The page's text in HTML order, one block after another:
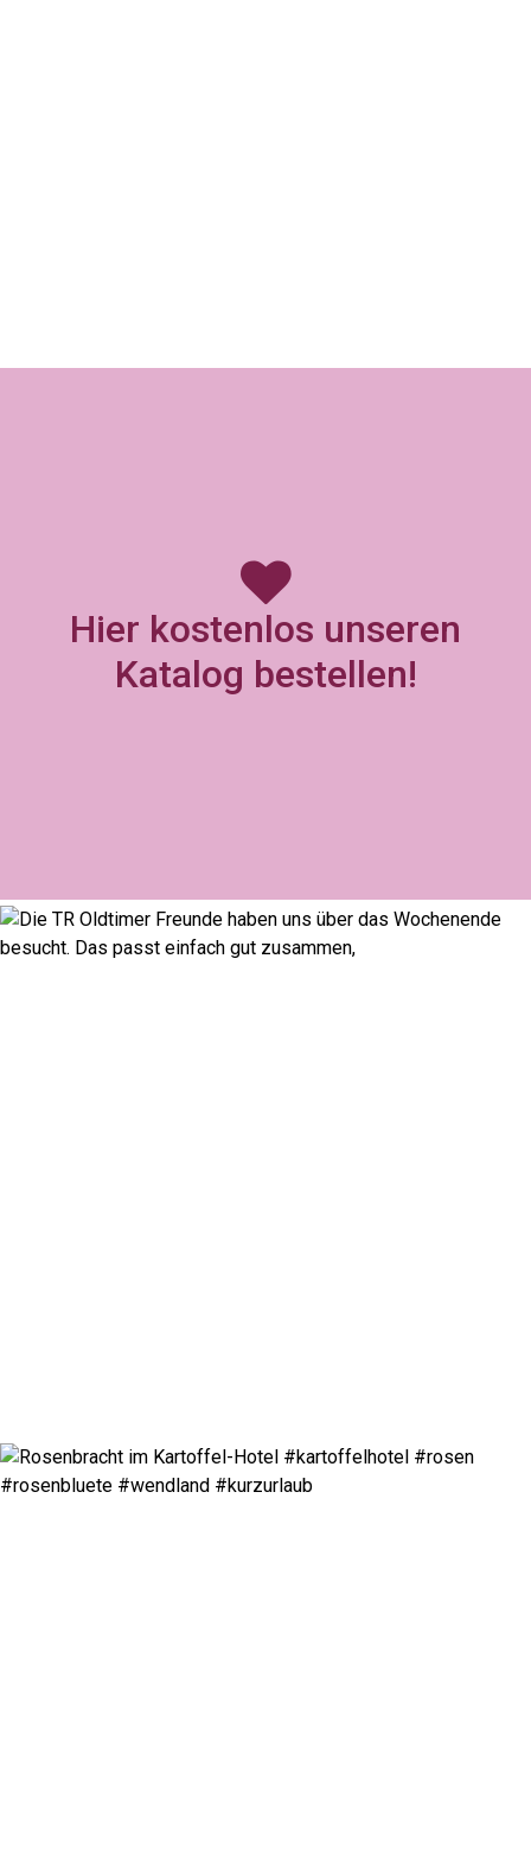
Hier kostenlos unseren
Katalog bestellen!